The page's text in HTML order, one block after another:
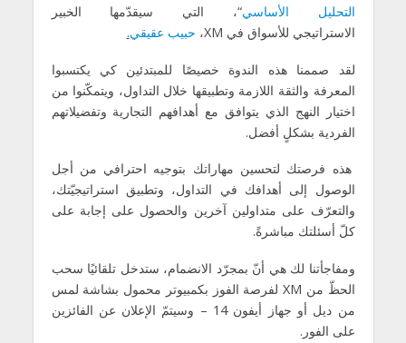
التحليل
الأساسي“، التي سيقدّمها الخبير
الاستراتيجي للأسواق في XM،
حبيب عقيقي.
لقد صممنا هذه الندوة خصيصًا للمبتدئين كي يكتسبوا
المعرفة والثقة اللازمة وتطبيقها خلال التداول، ويتمكّنوا من
اختيار النهج الذي يتوافق مع أهدافهم التجارية وتفضيلاتهم
الفردية بشكلٍ أفضل.
هذه فرصتك لتحسين مهاراتك بتوجيه احترافي من أجل
الوصول إلى أهدافك في التداول، وتطبيق استراتيجيّتك،
والتعرّف على متداولين آخرين والحصول على إجابة على
كلّ أسئلتك مباشرةً.
ومفاجأتنا لك هي أنّ بمجرّد الانضمام، ستدخل تلقائيًا سحب
الحظّ من XM لفرصة الفوز بكمبيوتر محمول بشاشة لمس
من ديل أو جهاز أيفون 14 – وسيتمّ الإعلان عن الفائزين
على الفور.